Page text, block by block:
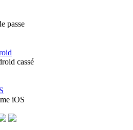
passe
cassé
iOS